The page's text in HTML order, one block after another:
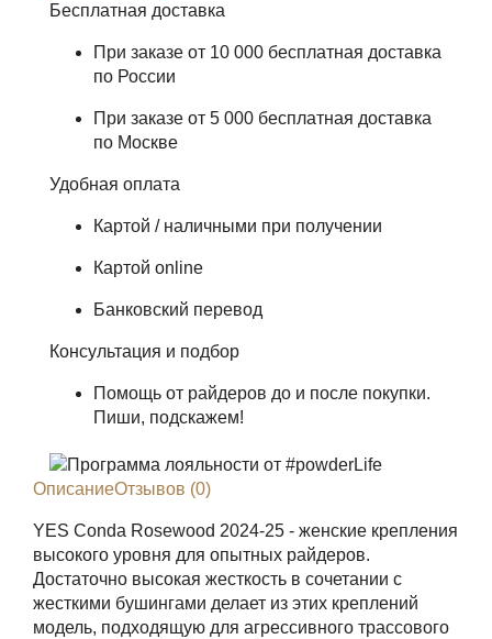
Бесплатная доставка
При заказе от 10 000 бесплатная доставка
по России
При заказе от 5 000 бесплатная доставка
по Москве
Удобная оплата
Картой / наличными при получении
Картой online
Банковский перевод
Консультация и подбор
Помощь от райдеров до и после покупки.
Пиши, подскажем!
ОписаниеОтзывов (0)
YES Conda Rosewood 2024-25 - женские крепления
высокого уровня для опытных райдеров.
Достаточно высокая жесткость в сочетании с
жесткими бушингами делает из этих креплений
модель, подходящую для агрессивного трассового